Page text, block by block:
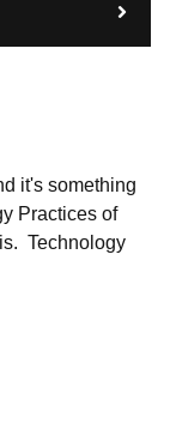
it's something
Practices of
Technology